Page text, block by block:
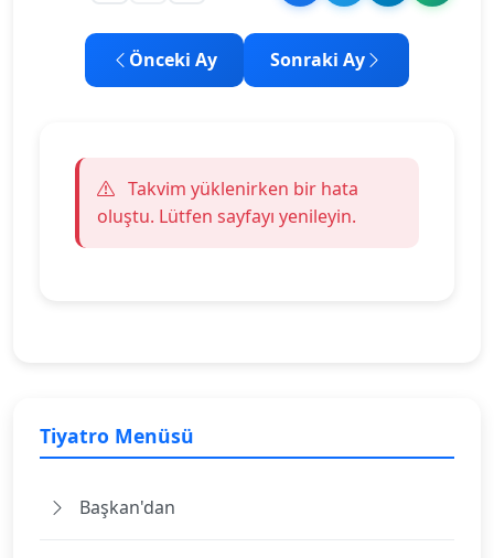
Önceki Ay Sonraki Ay
Takvim yüklenirken bir hata
oluştu. Lütfen sayfayı yenileyin.
Tiyatro Menüsü
Başkan'dan